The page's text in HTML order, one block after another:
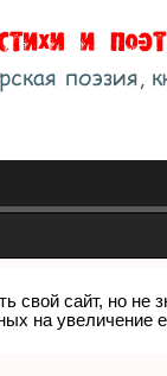
свой сайт, но не
на увеличение